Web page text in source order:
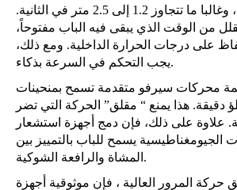
سرعات فتح سريعة ، وغالبا ما تتجاوز 1.2 إلى 2.5 متر في الثانية.
من الوقت الذي يبقى فيه الباب مفتوحاً،
على درجات الحرارة الداخلية. ومع ذلك،
يجب التحكم في السرعة بذكاء.
محركات سيرفو متقدمة تسمح بمنحينات
دقيقة. هذا يمنع “ مقلق” الحركة التي تضر
علاوة على ذلك، فإن دمج أجهزة استشعار
الجيومغناطيسية يسمح للباب بالتمييز بين
المشاة والرافعة الشوكية.
حركة المرور العالية ، فإن موثوقية أجهزة